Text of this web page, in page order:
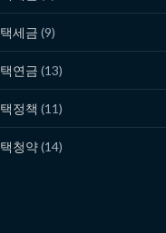
세금 (9)
연금 (13)
정책 (11)
청약(14)